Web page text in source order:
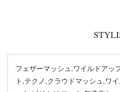
フェザーマッシュ,ワイルドアッ
ト,テクノ,クラウドマッシュ,ワ